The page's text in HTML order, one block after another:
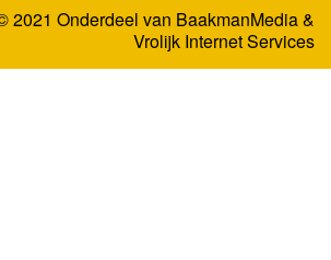
2021 Onderdeel van BaakmanMedia&
Vrolijk Internet Services